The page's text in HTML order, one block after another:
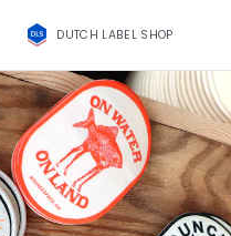
DUTCH LABEL SHOP